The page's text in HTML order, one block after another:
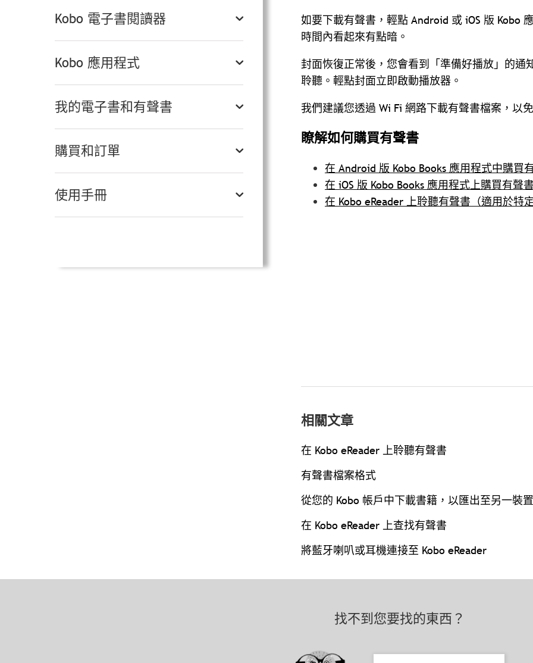
Kobo 電子書閱讀器
Kobo 應用程式
我的電子書和有聲書
購買和訂單
使用手冊
如要下載有聲書，輕點 Android 或 iOS 版 Kobo
時間內看起來有點暗。
封面恢復正常後，您會看到「準備好播放」的
聆聽。輕點封面立即啟動播放器。
我們建議您透過 Wi Fi 網路下載有聲書檔案，以
瞭解如何購買有聲書
在 Android 版 Kobo Books 應用程式中購買
在 iOS 版 Kobo Books 應用程式上購買有聲書
在 Kobo eReader 上聆聽有聲書（適用於特定
相關文章
在 Kobo eReader 上聆聽有聲書
有聲書檔案格式
從您的 Kobo 帳戶中下載書籍，以匯出至另一裝
在 Kobo eReader 上查找有聲書
將藍牙喇叭或耳機連接至 Kobo eReader
找不到您要找的東西？